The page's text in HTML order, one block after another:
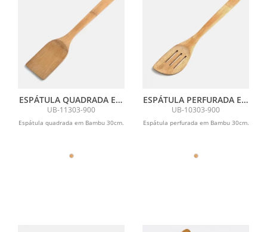
ESPÁTULA QUADRADA EM
BAMBU UTILITY - 30 CM
UB-11303-900
Espátula quadrada em Bambu 30cm.
ESPÁTULA PERFURADA EM
BAMBU UTILITY - 30 CM
UB-10303-900
Espátula perfurada em Bambu 30cm.